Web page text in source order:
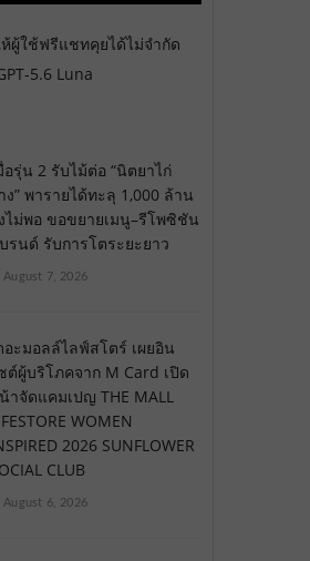
ห้ผู้ใช้ฟรีแชทคุยได้ไม่จำกัด
5.6 Luna
อรุ่น 2 รับไม้ต่อ “นิตยาไก่
ง” พารายได้ทะลุ 1,000 ล้าน
ไม่พอ ขอขยายเมนู–รีโพซิชัน
รนด์ รับการโตระยะยาว
August 7, 2026
อะมอลล์ไลฟ์สโตร์ เผยอิน
ต์ผู้บริโภคจาก M Card เปิด
าจัดแคมเปญ THE MALL
WOMEN
2026 SUNFLOWER
CLUB
August 6, 2026